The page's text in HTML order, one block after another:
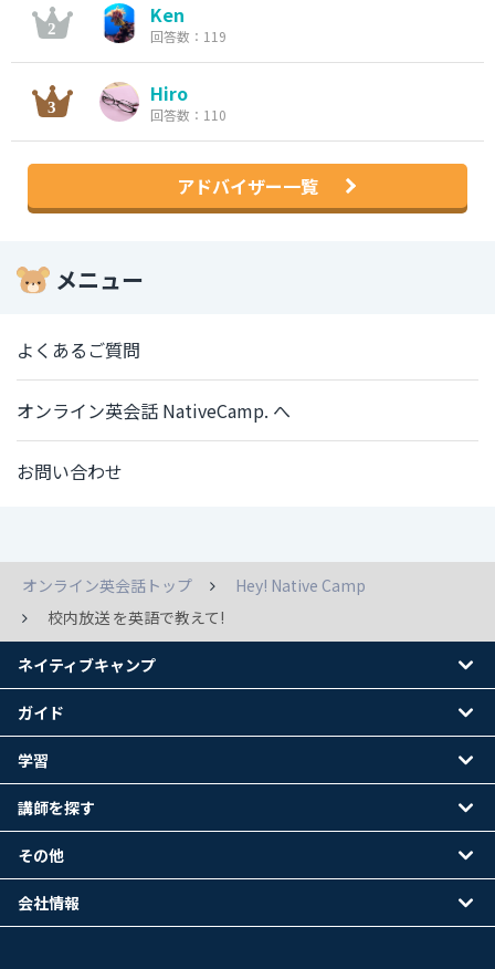
Ken
回答数：119
Hiro
回答数：110
アドバイザー一覧
メニュー
よくあるご質問
オンライン英会話 NativeCamp. へ
お問い合わせ
オンライン英会話トップ
Hey! Native Camp
校内放送 を英語で教えて!
ネイティブキャンプ
ガイド
学習
講師を探す
その他
会社情報